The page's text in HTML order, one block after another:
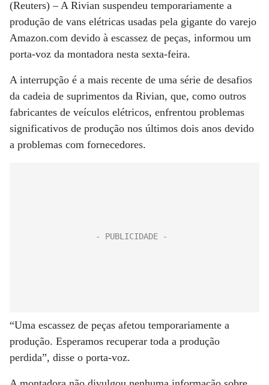
(Reuters) – A Rivian suspendeu temporariamente a
produção de vans elétricas usadas pela gigante do varejo
Amazon.com devido à escassez de peças, informou um
porta-voz da montadora nesta sexta-feira.
A interrupção é a mais recente de uma série de desafios
da cadeia de suprimentos da Rivian, que, como outros
fabricantes de veículos elétricos, enfrentou problemas
significativos de produção nos últimos dois anos devido
a problemas com fornecedores.
“Uma escassez de peças afetou temporariamente a
produção. Esperamos recuperar toda a produção
perdida”, disse o porta-voz.